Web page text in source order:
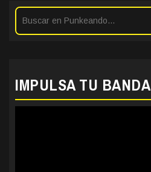
entradas
IMPULSA TU BANDA